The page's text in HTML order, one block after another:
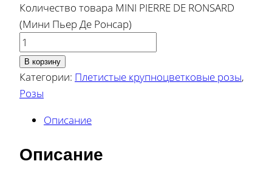
Количество товара MINI PIERRE DE RONSARD
(Мини Пьер Де Ронсар)
В корзину
Категории: Плетистые крупноцветковые розы,
Розы
Описание
Описание